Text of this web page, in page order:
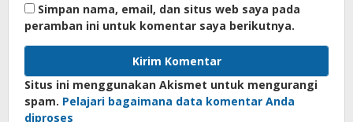
Simpan nama, email, dan situs web saya pada
peramban ini untuk komentar saya berikutnya.
Situs ini menggunakan Akismet untuk mengurangi
spam. Pelajari bagaimana data komentar Anda
diproses